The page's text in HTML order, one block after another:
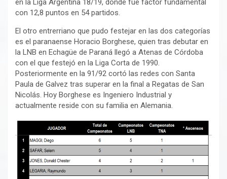
en la Liga Argentina 18/19, donde fue factor fundamental
con 12,8 puntos en 54 partidos.
El otro entrerriano que pudo festejar en las dos categorías
es el paranaense Horacio Borghese, quien tras debutar en
la LNB en Echagüe de Paraná llegó a Atenas de Córdoba
con el que festejó en la Liga Corta de 1990.
Posteriormente en la 91/92 cortó las redes con Santa
Paula de Galvez tras superar en la final a Regatas de San
Nicolás. Hoy Borghese es Ingeniero Industrial y
actualmente reside con su familia en Alemania.